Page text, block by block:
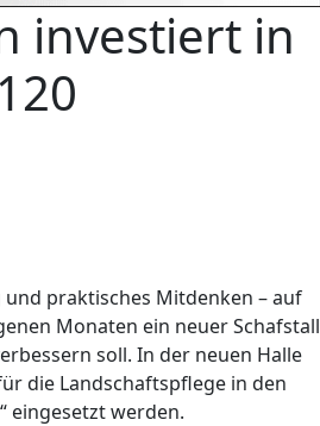
investiert in
praktisches Mitdenken – auf
Monaten ein neuer Schafstall
soll. In der neuen Halle
die Landschaftspflege in den
eingesetzt werden.